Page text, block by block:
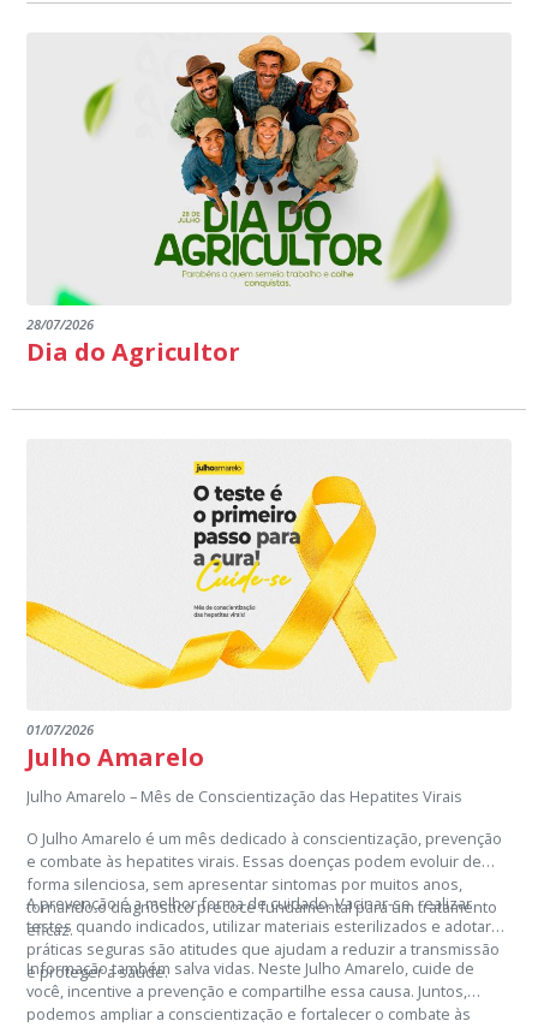
28/07/2026
Dia do Agricultor
01/07/2026
Julho Amarelo
Julho Amarelo – Mês de Conscientização das Hepatites Virais
O Julho Amarelo é um mês dedicado à conscientização, prevenção
e combate às hepatites virais. Essas doenças podem evoluir de
forma silenciosa, sem apresentar sintomas por muitos anos,
tornando o diagnóstico precoce fundamental para um tratamento
eficaz.
A prevenção é a melhor forma de cuidado. Vacinar-se, realizar
testes quando indicados, utilizar materiais esterilizados e adotar
práticas seguras são atitudes que ajudam a reduzir a transmissão
e proteger a saúde.
Informação também salva vidas. Neste Julho Amarelo, cuide de
você, incentive a prevenção e compartilhe essa causa. Juntos,
podemos ampliar a conscientização e fortalecer o combate às